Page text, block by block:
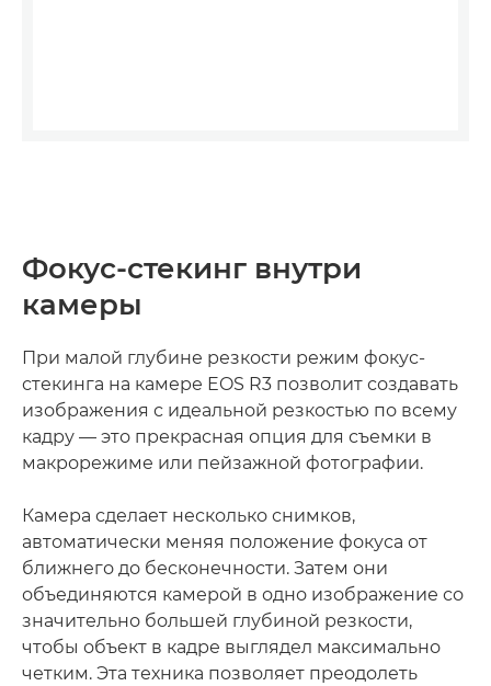
Фокус-стекинг внутри
камеры
При малой глубине резкости режим фокус-
стекинга на камере EOS R3 позволит создавать
изображения с идеальной резкостью по всему
кадру — это прекрасная опция для съемки в
макрорежиме или пейзажной фотографии.
Камера сделает несколько снимков,
автоматически меняя положение фокуса от
ближнего до бесконечности. Затем они
объединяются камерой в одно изображение со
значительно большей глубиной резкости,
чтобы объект в кадре выглядел максимально
четким. Эта техника позволяет преодолеть